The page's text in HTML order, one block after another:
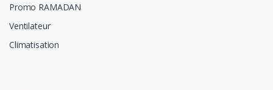
Promo RAMADAN
Ventilateur
Climatisation